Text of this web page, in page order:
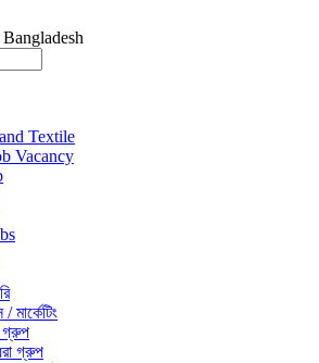
Textile
Vacancy
মার্কেটিং
গ্রুপ
গ্রুপ